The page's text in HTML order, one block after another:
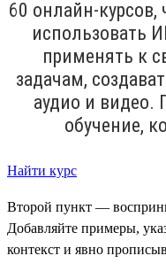
60 онлайн-
использовать
применять к
задачам,
аудио и видео.
обучение,
Найти курс
Второй пункт —
Добавляйте примеры,
контекст и явно